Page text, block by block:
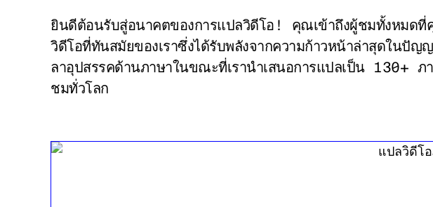
ยินดีต้อนรับสู่อนาคตของการแปลวิดีโอ! คุณเข้าถึงผู้ชมทั้งหมดที่
วิดีโอที่ทันสมัยของเราซึ่งได้รับพลังจากความก้าวหน้าล่าสุดในปั
ลาอุปสรรคด้านภาษาในขณะที่เรานําเสนอการแปลเป็น 130+
ชมทั่วโลก